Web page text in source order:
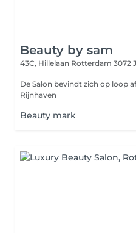
Beauty by sam
43C, Hillelaan Rotterdam 3072
De Salon bevindt zich op loop
Rijnhaven
Beauty mark